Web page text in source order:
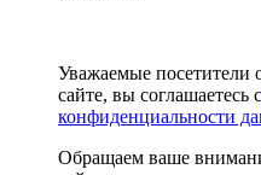
Уважаемые посетители
сайте, вы соглашаетесь с
конфиденциальности
Обращаем ваше